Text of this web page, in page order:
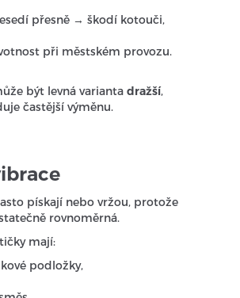
přesně → škodí kotouči,
při městském provozu.
být levná variantadražší,
častější výměnu.
pískají nebo vržou, protože
rovnoměrná.
mají:
podložky,